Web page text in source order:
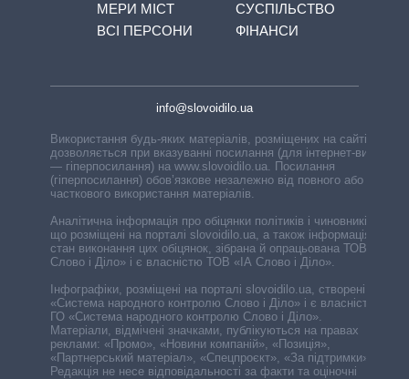
МЕРИ МІСТ
ВСІ ПЕРСОНИ
СУСПІЛЬСТВО
ФІНАНСИ
info@slovoidilo.ua
Використання будь-яких матеріалів, розміщених на сайті,
дозволяється при вказуванні посилання (для інтернет-видань
— гіперпосилання) на www.slovoidilo.ua. Посилання
(гіперпосилання) обов’язкове незалежно від повного або
часткового використання матеріалів.
Аналітична інформація про обіцянки політиків і чиновників,
що розміщені на порталі slovoidilo.ua, а також інформація про
стан виконання цих обіцянок, зібрана й опрацьована ТОВ «ІА
Слово і Діло» і є власністю ТОВ «ІА Слово і Діло».
Інфографіки, розміщені на порталі slovoidilo.ua, створені ГО
«Система народного контролю Слово і Діло» і є власністю
ГО «Система народного контролю Слово і Діло».
Матеріали, відмічені значками, публікуються на правах
реклами: «Промо», «Новини компаній», «Позиція»,
«Партнерський матеріал», «Спецпроєкт», «За підтримки».
Редакція не несе відповідальності за факти та оціночні